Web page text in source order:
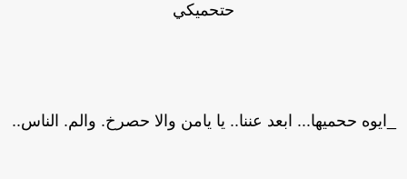
حتحميكي
ححميها... ابعد عننا.. يا يامن والا حصرخ. والم. الناس..